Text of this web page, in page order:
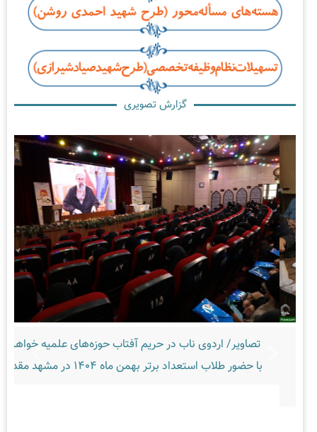
گزارش تصویری
اردوی ناب در حریم آفتاب حوزه‌های علمیه خواهران
طلاب استعداد برتر بهمن ماه ۱۴۰۴ در مشهد مقدس